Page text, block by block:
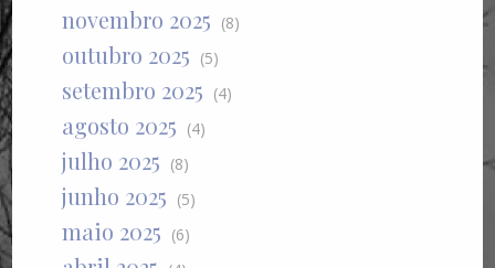
novembro 2025 (8)
outubro 2025 (5)
setembro 2025 (4)
agosto 2025 (4)
julho 2025 (8)
junho 2025 (5)
maio 2025 (6)